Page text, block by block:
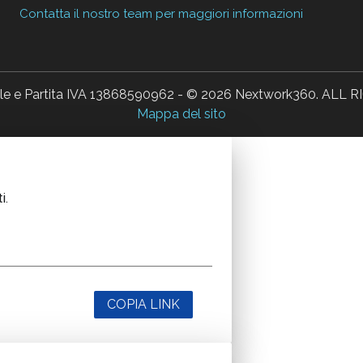
Contatta il nostro team per maggiori informazioni
e Partita IVA 13868590962 - © 2026 Nextwork360. ALL
Mappa del sito
COPIA LINK